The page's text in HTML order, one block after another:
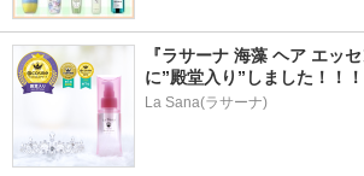
『ラサーナ 海藻 ヘア エッ
に”殿堂入り”しました！！！
La Sana(ラサーナ)